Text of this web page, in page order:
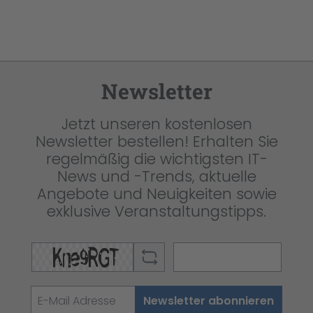
Newsletter
Jetzt unseren kostenlosen
Newsletter bestellen! Erhalten Sie
regelmäßig die wichtigsten IT-
News und -Trends, aktuelle
Angebote und Neuigkeiten sowie
exklusive Veranstaltungstipps.
Newsletter abonnieren